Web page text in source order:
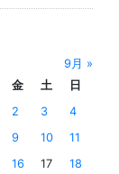
9月 »
金 土
日
2 3
4
9 10
11
16 17
18